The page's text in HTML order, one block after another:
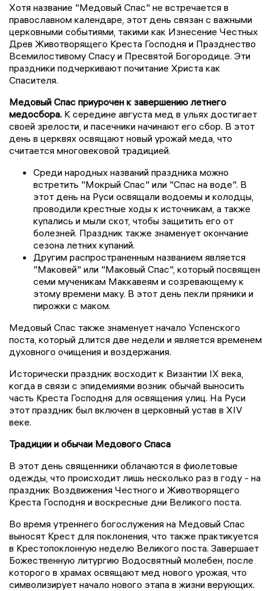
Хотя название "Медовый Спас" не встречается в
православном календаре, этот день связан с важными
церковными событиями, такими как Изнесение Честных
Древ Животворящего Креста Господня и Празднество
Всемилостивому Спасу и Пресвятой Богородице. Эти
праздники подчеркивают почитание Христа как
Спасителя.
Медовый Спас приурочен к завершению летнего
медосбора. К середине августа мед в ульях достигает
своей зрелости, и пасечники начинают его сбор. В этот
день в церквях освящают новый урожай меда, что
считается многовековой традицией.
Среди народных названий праздника можно
встретить "Мокрый Спас" или "Спас на воде". В
этот день на Руси освящали водоемы и колодцы,
проводили крестные ходы к источникам, а также
купались и мыли скот, чтобы защитить его от
болезней. Праздник также знаменует окончание
сезона летних купаний.
Другим распространенным названием является
"Маковей" или "Маковый Спас", который посвящен
семи мученикам Маккавеям и созревающему к
этому времени маку. В этот день пекли пряники и
пирожки с маком.
Медовый Спас также знаменует начало Успенского
поста, который длится две недели и является временем
духовного очищения и воздержания.
Исторически праздник восходит к Византии IX века,
когда в связи с эпидемиями возник обычай выносить
часть Креста Господня для освящения улиц. На Руси
этот праздник был включен в церковный устав в XIV
веке.
Традиции и обычаи Медового Спаса
В этот день священники облачаются в фиолетовые
одежды, что происходит лишь несколько раз в году - на
праздник Воздвижения Честного и Животворящего
Креста Господня и воскресные дни Великого поста.
Во время утреннего богослужения на Медовый Спас
выносят Крест для поклонения, что также практикуется
в Крестопоклонную неделю Великого поста. Завершает
Божественную литургию Водосвятный молебен, после
которого в храмах освящают мед нового урожая, что
символизирует начало нового этапа в жизни верующих.